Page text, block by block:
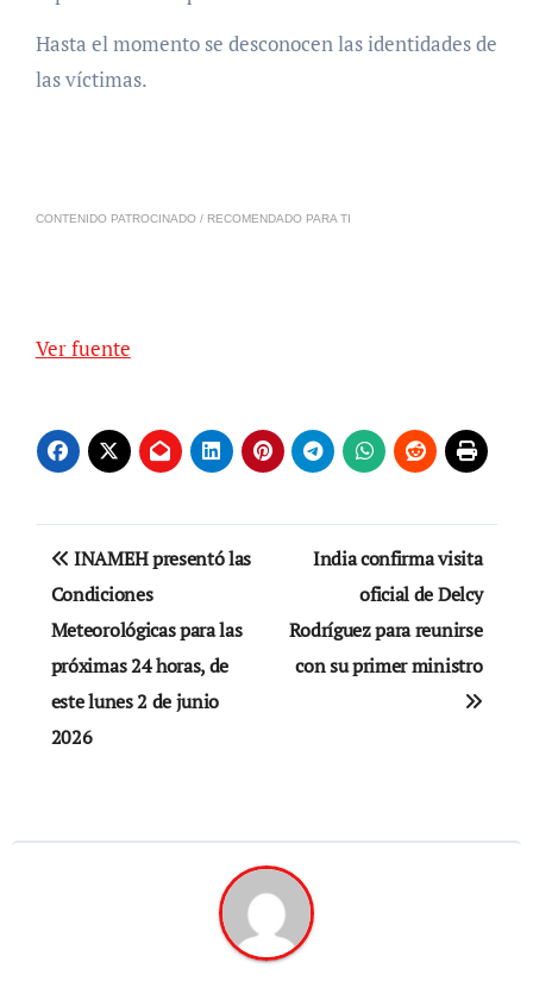
Hasta el momento se desconocen las identidades de
las víctimas.
CONTENIDO PATROCINADO / RECOMENDADO PARA TI
Ver fuente
Navegación
de
entradas
INAMEH presentó las
Condiciones
Meteorológicas para las
próximas 24 horas, de
este lunes 2 de junio
2026
India confirma visita
oficial de Delcy
Rodríguez para reunirse
con su primer ministro